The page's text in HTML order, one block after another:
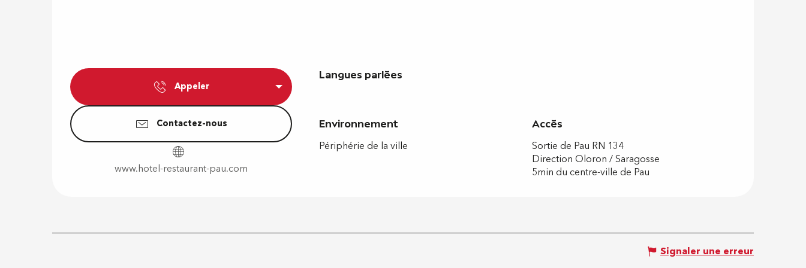
Appeler
Contactez-nous
www.hotel-restaurant-pau.com
Langues parlées
Langues parlées
Environnement
Environnement
Périphérie de la ville
Accès
Accès
Sortie de Pau RN 134
Direction Oloron / Saragosse
5min du centre-ville de Pau
Signaler une erreur